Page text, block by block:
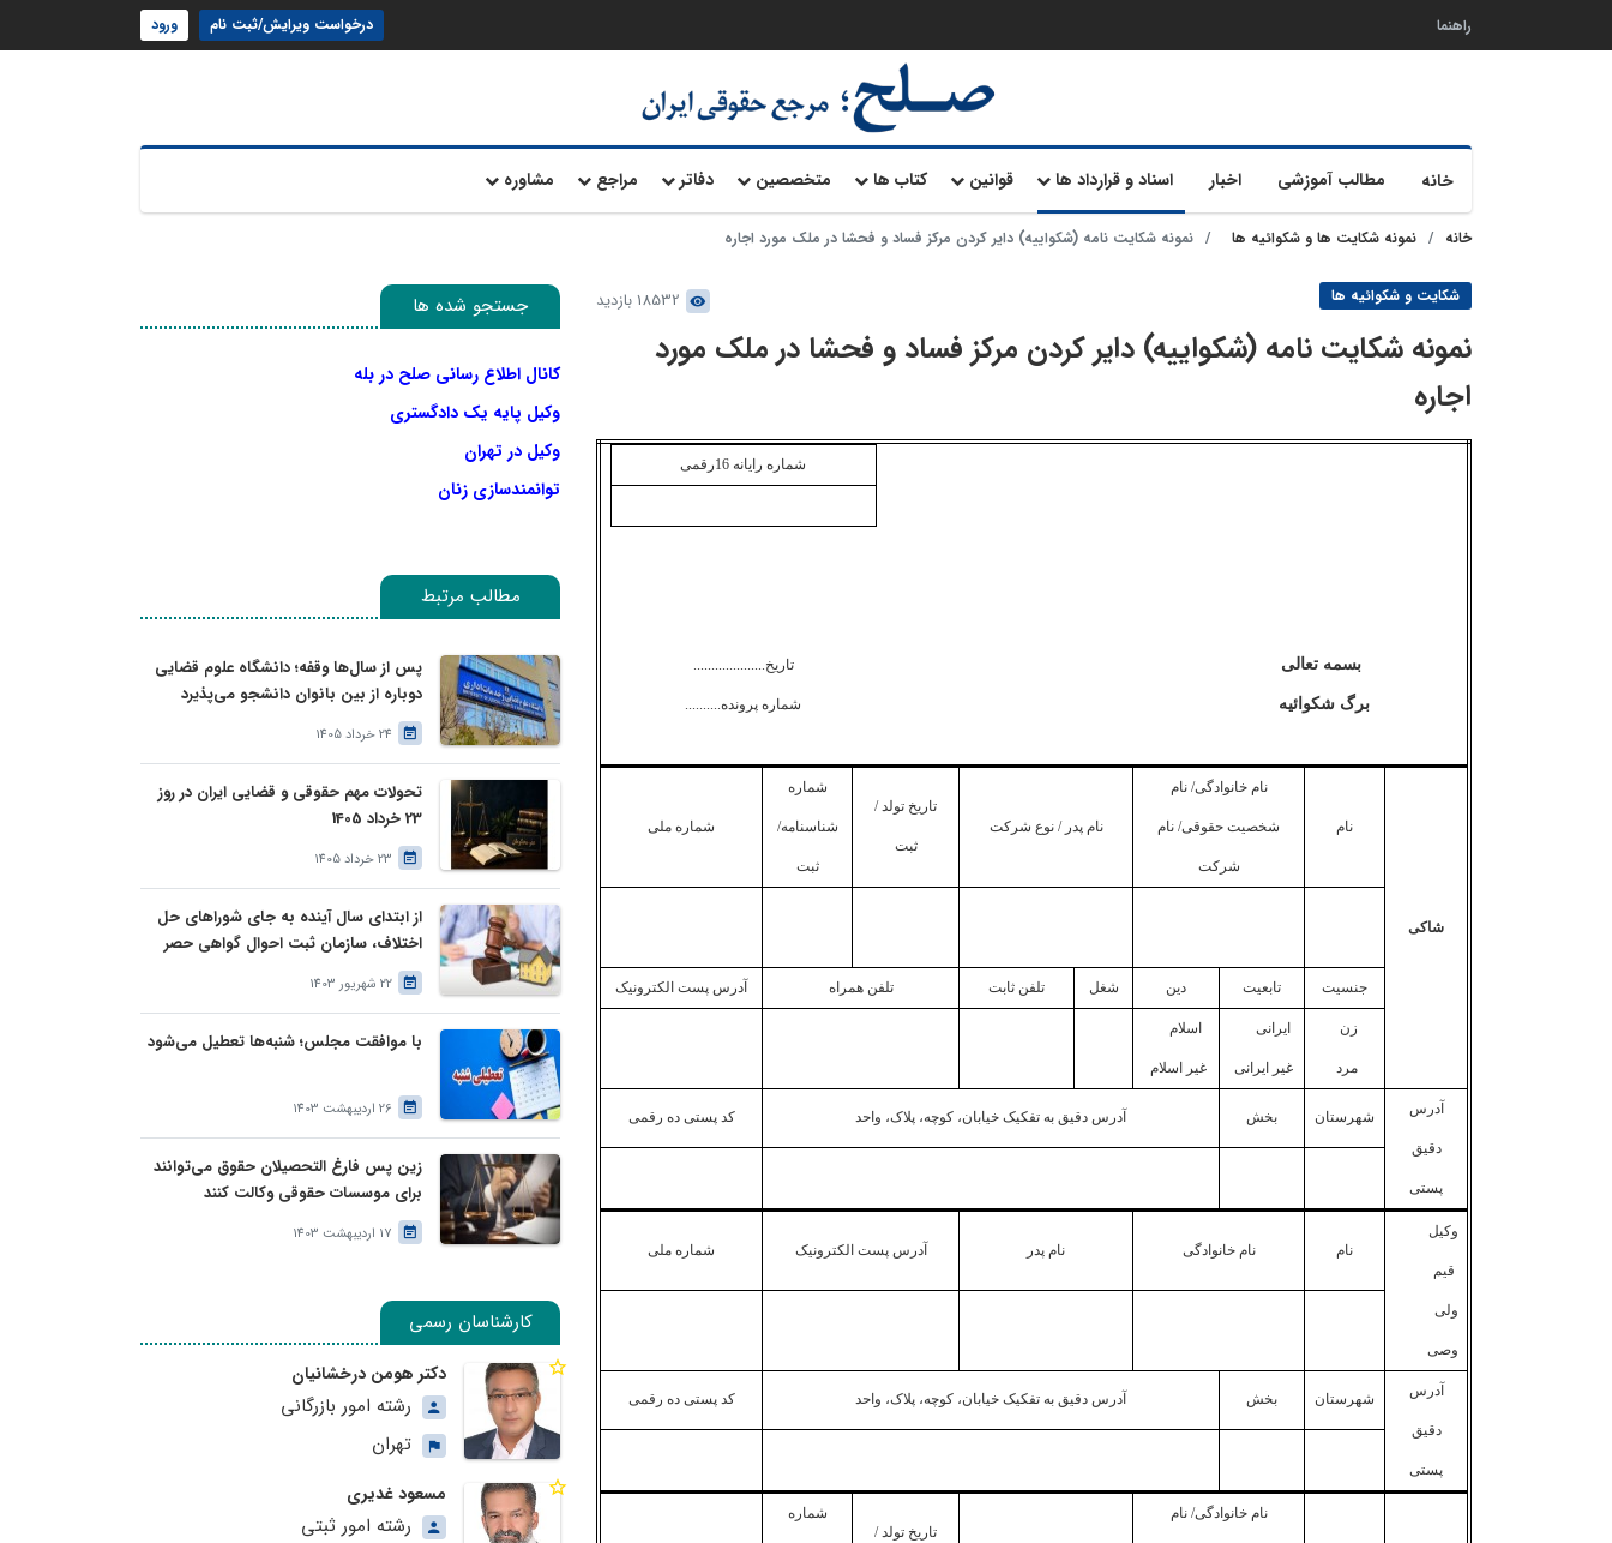
راهنما درخواست ویرایش/ثبت نام ورود
خانه مطالب آموزشی اخبار اسناد و قرارداد ها قوانین کتاب ها متخصصین دفاتر مراجع مشاوره
خانه نمونه شکایت ها و شکوائیه ها نمونه شکایت نامه (شکواییه) دایر کردن مرکز فساد و فحشا در ملک مورد اجاره
شکایت و شکوائیه ها 18532 بازدید
نمونه شکایت نامه (شکواییه) دایر کردن مرکز فساد و فحشا در ملک مورد
اجاره
بسمه تعالی
برگ شکوائیه
شماره رایانه 16رقمی
تاریخ....................
شماره پرونده..........
شاکی
نام
نام خانوادگی/ نام
شخصیت حقوقی/ نام
شرکت
نام پدر / نوع شرکت
تاریخ تولد /
ثبت
شماره
شناسنامه/
ثبت
شماره ملی
جنسیت تابعیت دین شغل تلفن ثابت تلفن همراه آدرس پست الکترونیک
زن
مرد
ایرانی
غیر ایرانی
اسلام
غیر اسلام
آدرس
دقیق
پستی
شهرستان بخش آدرس دقیق به تفکیک خیابان، کوچه، پلاک، واحد کد پستی ده رقمی
وکیل
ولی
وصی
نام نام خانوادگی نام پدر آدرس پست الکترونیک شماره ملی
آدرس
دقیق
پستی
شهرستان بخش آدرس دقیق به تفکیک خیابان، کوچه، پلاک، واحد کد پستی ده رقمی
نام خانوادگی/ نام
تاریخ تولد /
شماره
جستجو شده ها
کانال اطلاع رسانی صلح در بله
وکیل پایه یک دادگستری
وکیل در تهران
توانمندسازی زنان
مطالب مرتبط
پس از سال‌ها وقفه؛ دانشگاه علوم قضایی
دوباره از بین بانوان دانشجو می‌پذیرد
24 خرداد 1405
تحولات مهم حقوقی و قضایی ایران در روز
23 خرداد 1405
23 خرداد 1405
از ابتدای سال آینده به جای شوراهای حل
اختلاف، سازمان ثبت احوال گواهی حصر
وراثت بدون نیاز به درخواست وراث صادر
خواهد کرد
22 شهریور 1403
با موافقت مجلس؛ شنبه‌ها تعطیل می‌شود
26 اردیبهشت 1403
زین پس فارغ التحصیلان حقوق می‌توانند
برای موسسات حقوقی وکالت کنند
17 اردیبهشت 1403
کارشناسان رسمی
دکتر هومن درخشانیان
رشته امور بازرگانی
تهران
مسعود غدیری
رشته امور ثبتی